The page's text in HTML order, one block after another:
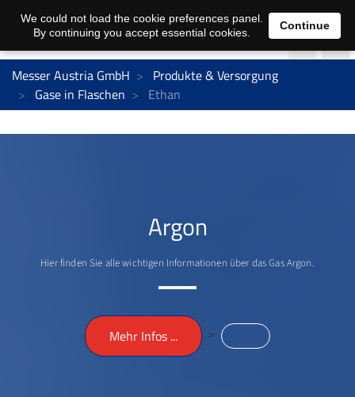
Messer Austria GmbH
Produkte & Versorgung
Gase in Flaschen
Ethan
Argon
Hier finden Sie alle wichtigen Informationen über das Gas Argon.
Mehr Infos ... >
We could not load the cookie preferences panel.
By continuing you accept essential cookies.
Continue